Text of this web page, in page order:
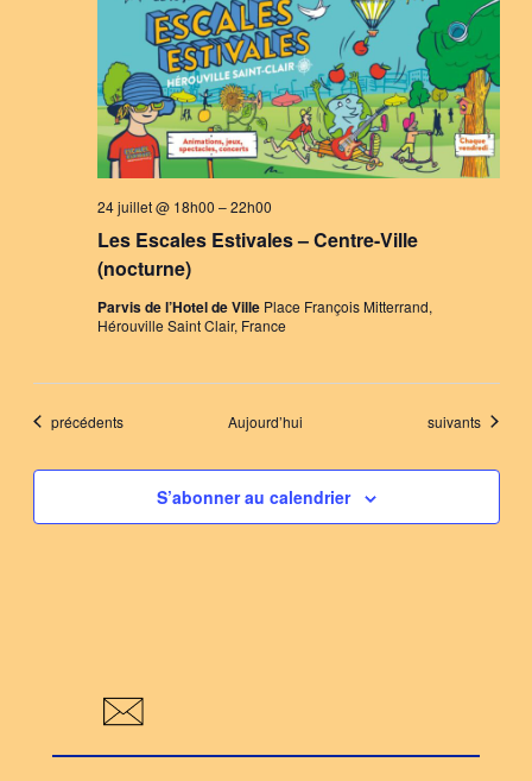
Les Escales Estivales – Centre-Ville
(nocturne)
24 juillet @ 18h00 –22h00
Parvis de l’Hotel de Ville Place François Mitterrand,
Hérouville Saint Clair, France
Évènements
précédents Aujourd’hui Évènements
suivants
S’abonner au calendrier